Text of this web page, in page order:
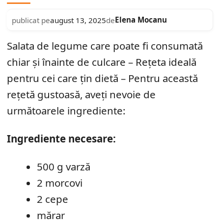
publicat peaugust 13, 2025deElena Mocanu
Salata de legume care poate fi consumată
chiar și înainte de culcare – Rețeta ideală
pentru cei care țin dietă – Pentru această
rețetă gustoasă, aveți nevoie de
următoarele ingrediente:
Ingrediente necesare:
500 g varză
2 morcovi
2 cepe
mărar